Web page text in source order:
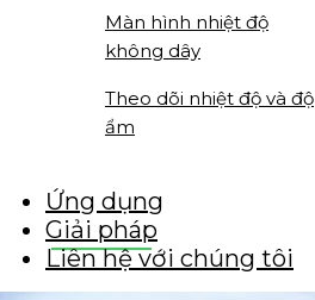
Màn hình nhiệt độ
không dây
Theo dõi nhiệt độ và độ
ẩm
Ứng dụng
Giải pháp
Liên hệ với chúng tôi